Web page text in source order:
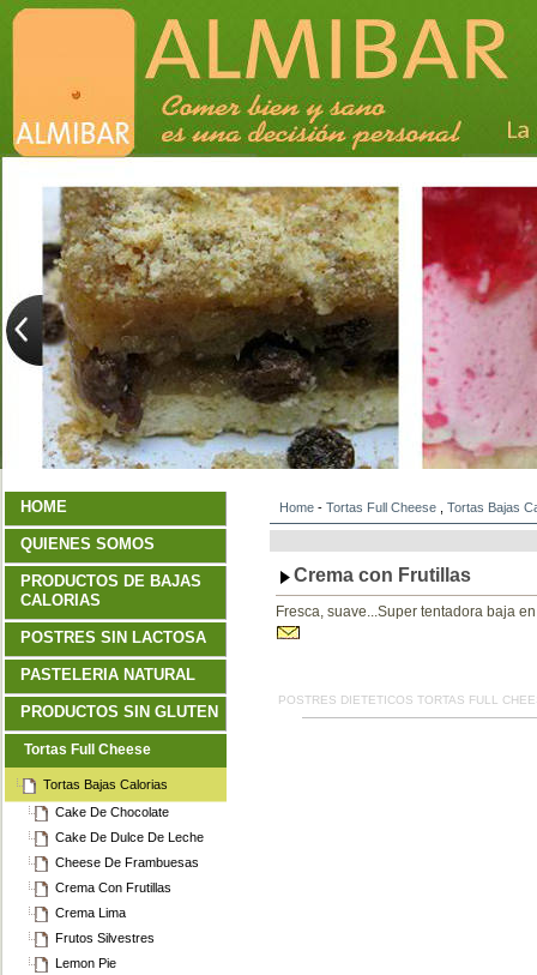
Home - Tortas Full Cheese Tortas Bajas
Crema con Frutillas
Fresca, suave...Super tentadora baja
POSTRES DIETETICOS TORTAS FULL
HOME
QUIENES SOMOS
PRODUCTOS DE BAJAS
CALORIAS
POSTRES SIN LACTOSA
PASTELERIA NATURAL
PRODUCTOS SIN GLUTEN
Tortas Full Cheese
Tortas Bajas Calorias
Cake De Chocolate
Cake De Dulce De Leche
Cheese De Frambuesas
Crema Con Frutillas
Crema Lima
Frutos Silvestres
Lemon Pie